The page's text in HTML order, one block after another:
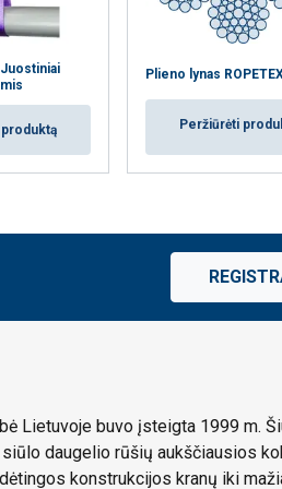
Plieno lynas
Peržiūrėti
Lietuvoje buvo įsteigta 1999 m.
siūlo daugelio rūšių aukščiausios
konstrukcijos kranų iki